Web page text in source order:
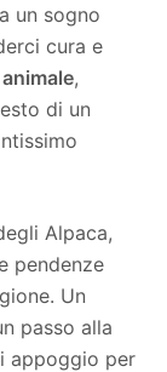
un sogno
cura e
,
di un
Alpaca,
pendenze
Un
passo alla
appoggio per